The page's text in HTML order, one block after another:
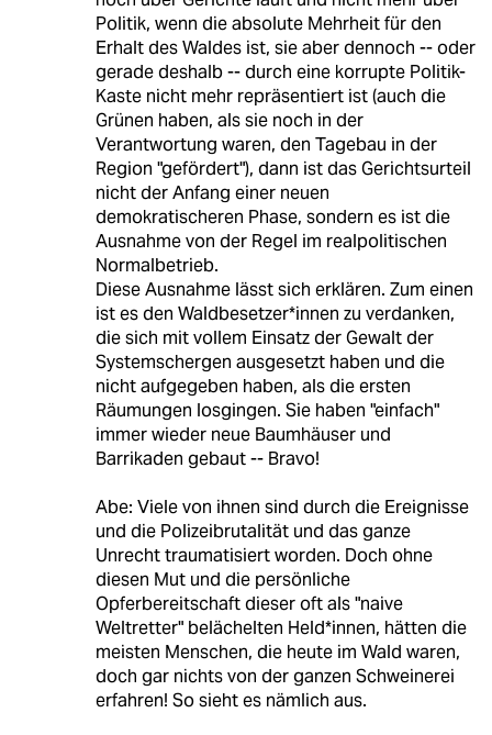
Politik, wenn die absolute Mehrheit für den
Erhalt des Waldes ist, sie aber dennoch -- oder
gerade deshalb -- durch eine korrupte Politik-
Kaste nicht mehr repräsentiert ist (auch die
Grünen haben, als sie noch in der
Verantwortung waren, den Tagebau in der
Region "gefördert"), dann ist das Gerichtsurteil
nicht der Anfang einer neuen
demokratischeren Phase, sondern es ist die
Ausnahme von der Regel im realpolitischen
Normalbetrieb.
Diese Ausnahme lässt sich erklären. Zum einen
ist es den Waldbesetzer*innen zu verdanken,
die sich mit vollem Einsatz der Gewalt der
Systemschergen ausgesetzt haben und die
nicht aufgegeben haben, als die ersten
Räumungen losgingen. Sie haben "einfach"
immer wieder neue Baumhäuser und
Barrikaden gebaut -- Bravo!
Abe: Viele von ihnen sind durch die Ereignisse
und die Polizeibrutalität und das ganze
Unrecht traumatisiert worden. Doch ohne
diesen Mut und die persönliche
Opferbereitschaft dieser oft als "naive
Weltretter" belächelten Held*innen, hätten die
meisten Menschen, die heute im Wald waren,
doch gar nichts von der ganzen Schweinerei
erfahren! So sieht es nämlich aus.